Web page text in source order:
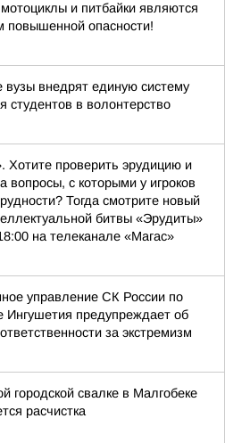
и питбайки являются
повышенной опасности!
вузы внедрят единую систему
студентов в волонтерство
Хотите проверить эрудицию и
вопросы, с которыми у игроков
Тогда смотрите новый
битвы «Эрудиты»
на телеканале «Магас»
управление СК России по
Ингушетия предупреждает об
за экстремизм
городской свалке в Малгобеке
расчистка